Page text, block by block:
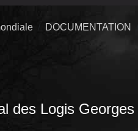
DOCUMENTATION
des Logis Georges